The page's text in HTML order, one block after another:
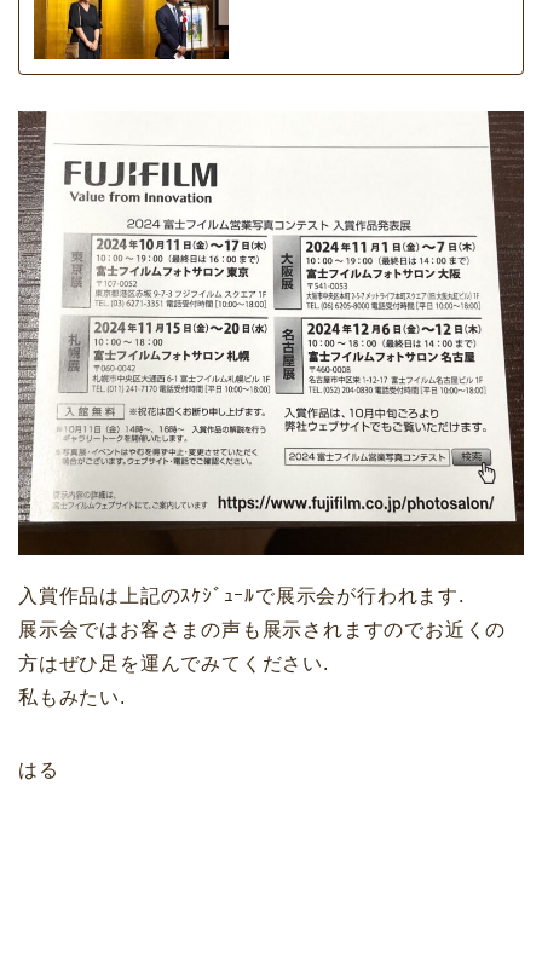
入賞作品は上記のｽｹｼﾞｭｰﾙで展示会が行われます.
展示会ではお客さまの声も展示されますのでお近くの
方はぜひ足を運んでみてください.
私もみたい.
はる